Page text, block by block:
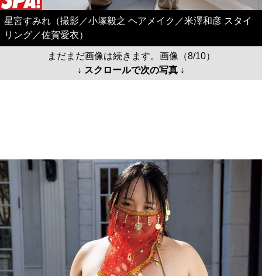
星宮すみれ（撮影／小塚毅之 ヘアメイク／米澤和彦 スタイ
リング／佐賀愛衣）
まだまだ画像は続きます。画像（8/10）
↓ スクロールで次の写真 ↓